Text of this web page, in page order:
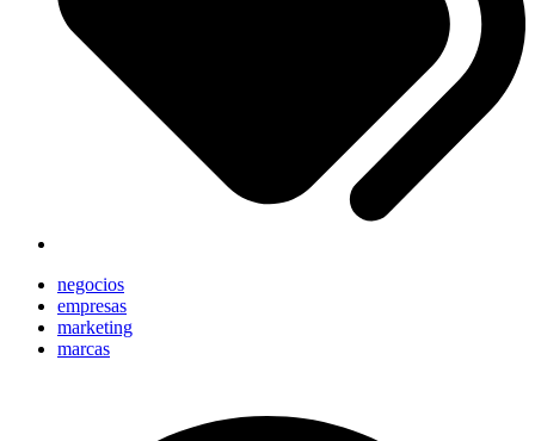
negocios
empresas
marketing
marcas